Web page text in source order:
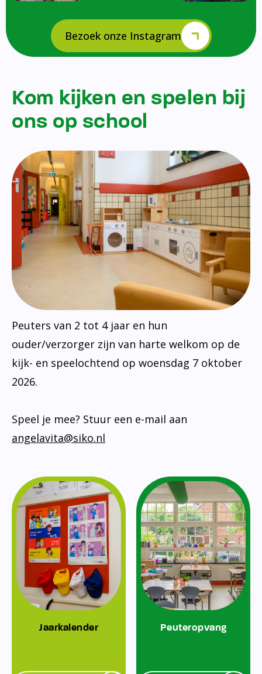
Bezoek onze Instagram
Kom kijken en spelen bij
ons op school
Peuters van 2 tot 4 jaar en hun
ouder/verzorger zijn van harte welkom op de
kijk- en speelochtend op woensdag 7 oktober
2026.
Speel je mee? Stuur een e-mail aan
angelavita@siko.nl
Jaarkalender Peuteropvang